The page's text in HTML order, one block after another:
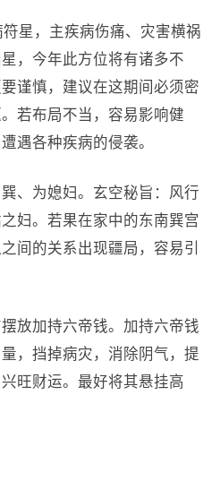
星，主疾病伤痛、灾害横祸
，今年此方位将有诸多不
谨慎，建议在这期间必须密
若布局不当，容易影响健
遇各种疾病的侵袭。
、为媳妇。玄空秘旨：风行
妇。若果在家中的东南巽宫
间的关系出现疆局，容易引
放加持六帝钱。加持六帝钱
，挡掉病灾，消除阴气，提
旺财运。最好将其悬挂高